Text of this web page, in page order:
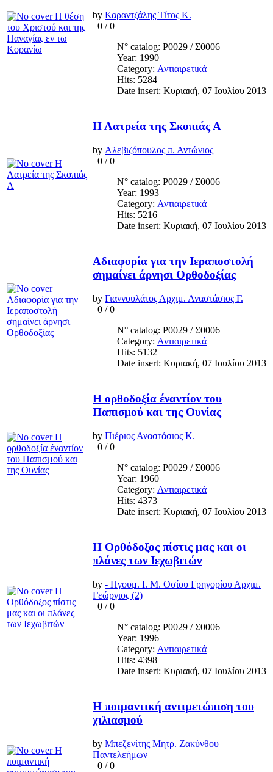
by Καραντζάλης Τίτος Κ.
0 /0
N° catalog: Ρ0029 / Σ0006
Year: 1990
Category: Αντιαιρετικά
Hits: 5284
Date insert: Κυριακή, 07 Ιουλίου 2013
Η Λατρεία της Σκοπιάς Α
by Αλεβιζόπουλος π. Αντώνιος
0 /0
N° catalog: Ρ0029 / Σ0006
Year: 1993
Category: Αντιαιρετικά
Hits: 5216
Date insert: Κυριακή, 07 Ιουλίου 2013
Αδιαφορία για την Ιεραποστολή
σημαίνει άρνησι Ορθοδοξίας
by Γιαννουλάτος Αρχιμ. Αναστάσιος Γ.
0 /0
N° catalog: Ρ0029 / Σ0006
Category: Αντιαιρετικά
Hits: 5132
Date insert: Κυριακή, 07 Ιουλίου 2013
Η ορθοδοξία έναντίον του
Παπισμού και της Ουνίας
by Πιέριος Αναστάσιος Κ.
0 /0
N° catalog: Ρ0029 / Σ0006
Year: 1960
Category: Αντιαιρετικά
Hits: 4373
Date insert: Κυριακή, 07 Ιουλίου 2013
Η Ορθόδοξος πίστις μας και οι
πλάνες των Ιεχωβιτών
by - Ηγουμ. Ι. Μ. Οσίου Γρηγορίου Αρχιμ.
Γεώργιος (2)
0 /0
N° catalog: Ρ0029 / Σ0006
Year: 1996
Category: Αντιαιρετικά
Hits: 4398
Date insert: Κυριακή, 07 Ιουλίου 2013
Η ποιμαντική αντιμετώπιση του
χιλιασμού
by Μπεζενίτης Μητρ. Ζακύνθου
Παντελεήμων
0 /0